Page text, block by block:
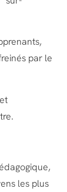
par le
les plus